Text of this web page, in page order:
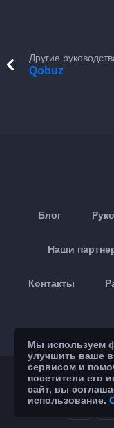
Другие
Qobuz
Блог
Наши
Контакты
© 2026 Brickoft
Мы используем
улучшить ваше
сервисом и
посетители его
сайт, вы
использование.